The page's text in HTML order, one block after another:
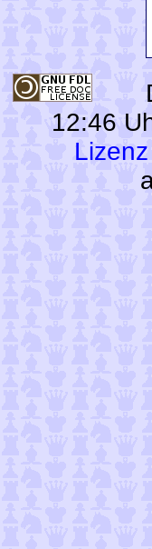
12:46